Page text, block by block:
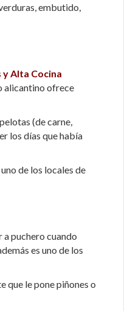
embutido,
Alta Cocina
alicantino ofrece
(de carne,
los días que había
de los locales de
a puchero cuando
es uno de los
que le pone piñones o